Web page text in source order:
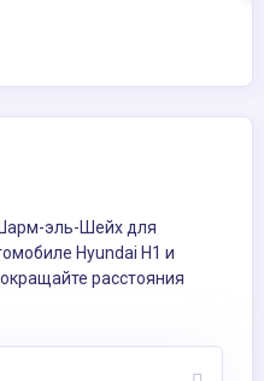
эль-Шейх для
Hyundai H1 и
расстояния